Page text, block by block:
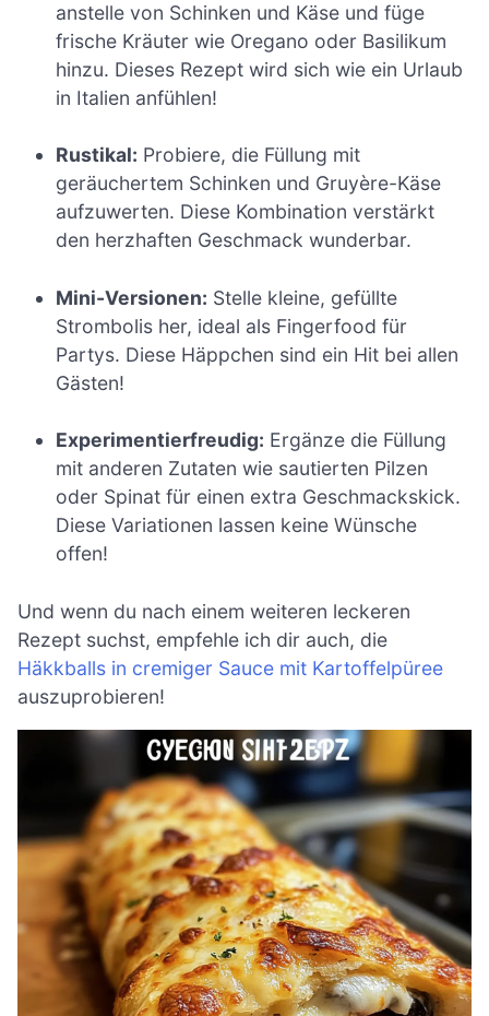
anstelle von Schinken und Käse und füge
frische Kräuter wie Oregano oder Basilikum
hinzu. Dieses Rezept wird sich wie ein Urlaub
in Italien anfühlen!
Rustikal: Probiere, die Füllung mit
geräuchertem Schinken und Gruyère-Käse
aufzuwerten. Diese Kombination verstärkt
den herzhaften Geschmack wunderbar.
Mini-Versionen: Stelle kleine, gefüllte
Strombolis her, ideal als Fingerfood für
Partys. Diese Häppchen sind ein Hit bei allen
Gästen!
Experimentierfreudig: Ergänze die Füllung
mit anderen Zutaten wie sautierten Pilzen
oder Spinat für einen extra Geschmackskick.
Diese Variationen lassen keine Wünsche
offen!
Und wenn du nach einem weiteren leckeren
Rezept suchst, empfehle ich dir auch, die
Häkkballs in cremiger Sauce mit Kartoffelpüree
auszuprobieren!